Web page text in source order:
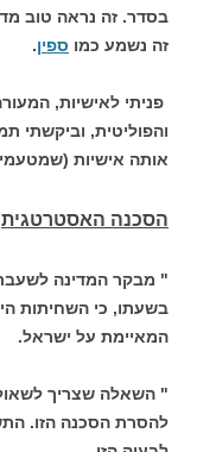
בסדר. זה נראה טוב
זה נשמע כמו ספין.
פניתי לאישיות,
והפוליטית, וביקשתי
אותה אישיות
הסכנה האסטרטגית
" מבקר המדינה
בשעתו, כי השחיתות
המאיימת על ישראל.
" השאלה שצריך
להסרת הסכנה הזו.